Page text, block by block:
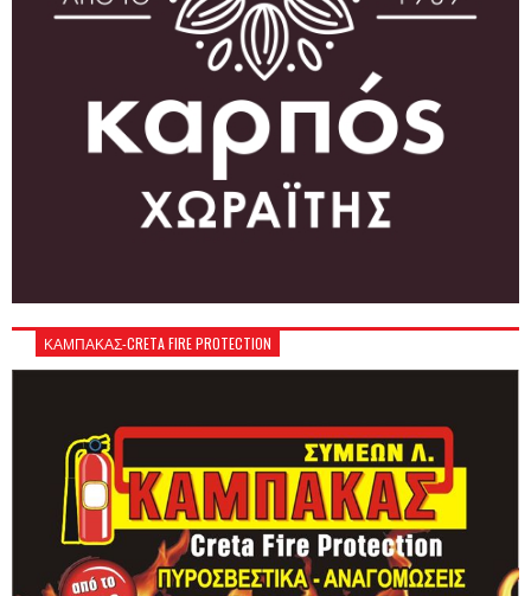
ΚΑΜΠΑΚΑΣ-CRETA FIRE PROTECTION